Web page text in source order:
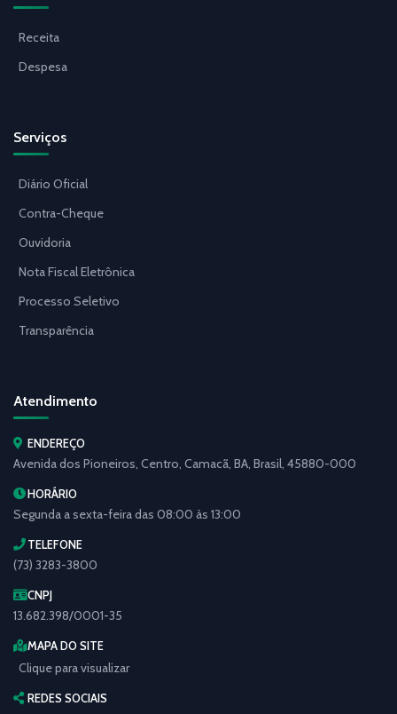
Receita
Despesa
Serviços
Diário Oficial
Contra-Cheque
Ouvidoria
Nota Fiscal Eletrônica
Processo Seletivo
Transparência
Atendimento
ENDEREÇO
Avenida dos Pioneiros, Centro, Camacã, BA, Brasil, 45880-000
HORÁRIO
Segunda a sexta-feira das 08:00 às 13:00
TELEFONE
(73) 3283-3800
CNPJ
13.682.398/0001-35
MAPA DO SITE
Clique para visualizar
REDES SOCIAIS